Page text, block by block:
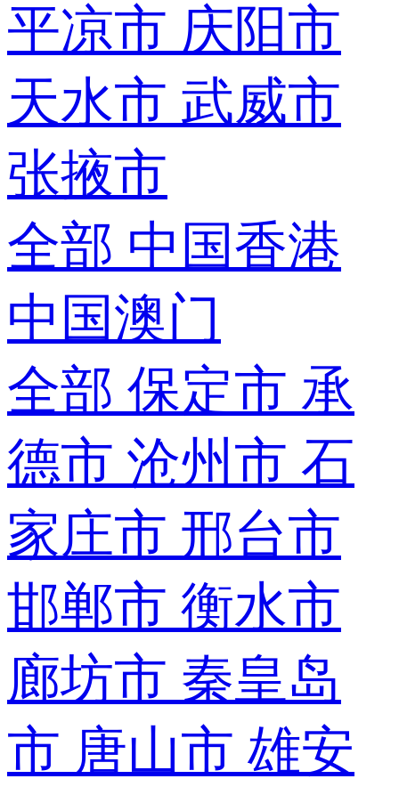
平凉市 庆阳市
天水市 武威市
张掖市
全部 中国香港
中国澳门
全部 保定市 承
德市 沧州市 石
家庄市 邢台市
邯郸市 衡水市
廊坊市 秦皇岛
市 唐山市 雄安